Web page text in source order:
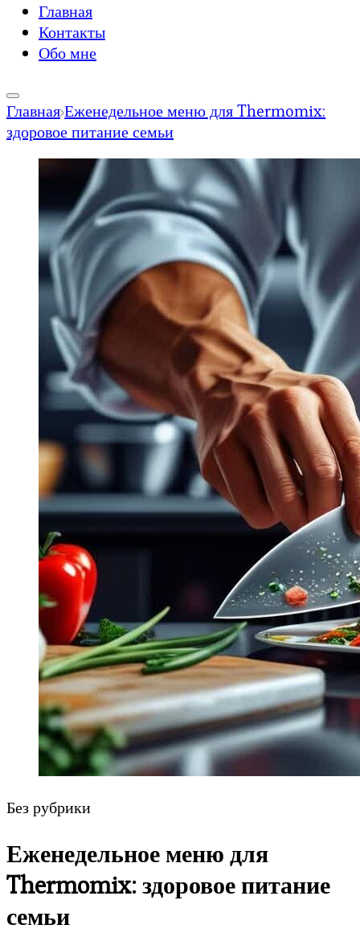
Главная
Контакты
Обо мне
Главная Еженедельное меню для Thermomix:
здоровое питание семьи
Без рубрики
Еженедельное меню для
Thermomix: здоровое питание
семьи